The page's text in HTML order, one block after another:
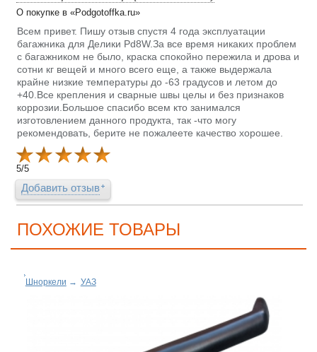
О покупке в «Podgotoffka.ru»
Всем привет. Пишу отзыв спустя 4 года эксплуатации
багажника для Делики Pd8W.За все время никаких проблем
с багажником не было, краска спокойно пережила и дрова и
сотни кг вещей и много всего еще, а также выдержала
крайне низкие температуры до -63 градусов и летом до
+40.Все крепления и сварные швы целы и без признаков
коррозии.Большое спасибо всем кто занимался
изготовлением данного продукта, так -что могу
рекомендовать, берите не пожалеете качество хорошее.
5/5
Добавить отзыв
ПОХОЖИЕ ТОВАРЫ
Шноркели → УАЗ